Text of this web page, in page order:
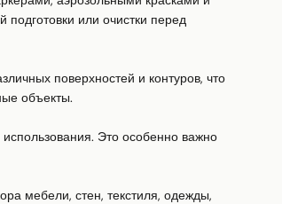
или очистки перед
поверхностей и контуров, что
объекты.
Это особенно важно
мебели, стен, текстиля, одежды,